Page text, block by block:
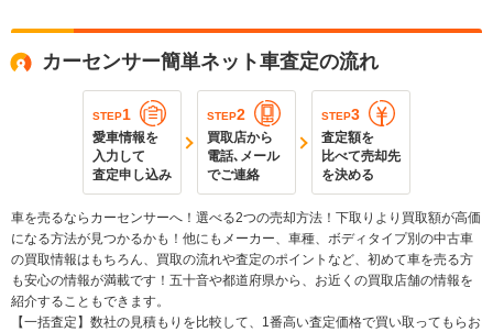
カーセンサー簡単ネット車査定の流れ
STEP1
愛車情報を
入力して
査定申し込み
STEP2
買取店から
電話､メール
でご連絡
STEP3
査定額を
比べて売却先
を決める
車を売るならカーセンサーへ！選べる2つの売却方法！下取りより買取額が高価
になる方法が見つかるかも！他にもメーカー、車種、ボディタイプ別の中古車
の買取情報はもちろん、買取の流れや査定のポイントなど、初めて車を売る方
も安心の情報が満載です！五十音や都道府県から、お近くの買取店舗の情報を
紹介することもできます。
【一括査定】数社の見積もりを比較して、1番高い査定価格で買い取ってもらお